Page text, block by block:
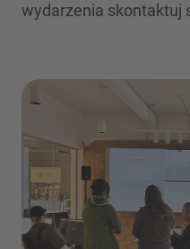
wydarzenia skontaktuj